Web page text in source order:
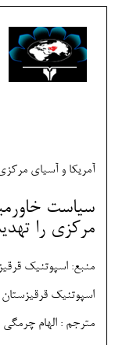
آمریکا و آسیای
سیاست
مرکزی را
منبع: اسپوتنیک
اسپوتنیک قرقیزستان , 6 اسفند 1404 ساعت
مترجم : الهام چرمگی